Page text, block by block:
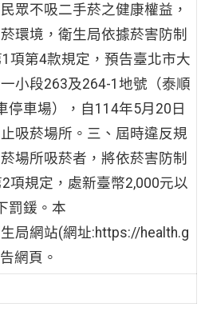
眾不吸二手菸之健康權益，
環境，衛生局依據菸害防制
項第4款規定，預告臺北市大
小段263及264-1地號（泰順
停車場），自114年5月20日
吸菸場所。三、屆時違反規
場所吸菸者，將依菸害防制
項規定，處新臺幣2,000元以
罰鍰。本
局網站(網址:https://health.g
網頁。